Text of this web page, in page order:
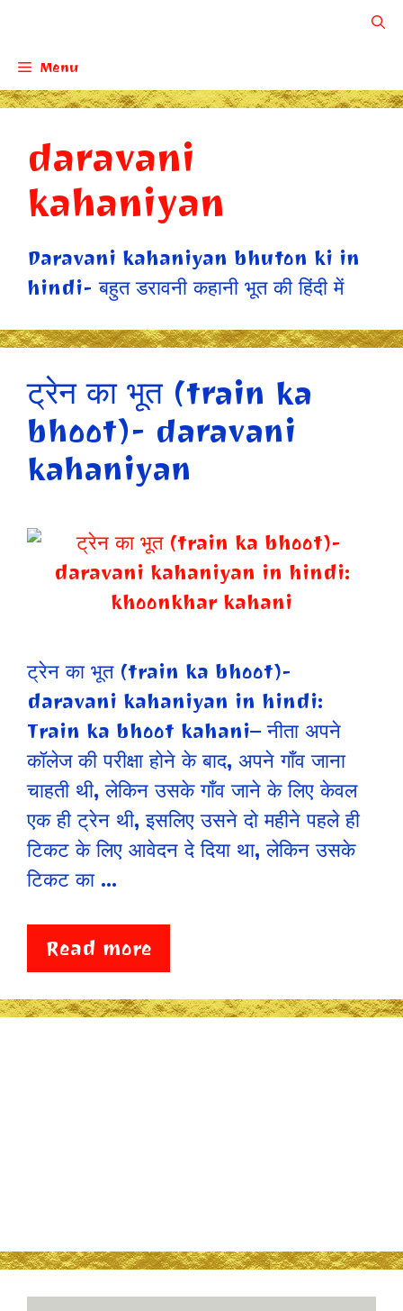
content
Menu
daravani
kahaniyan
Daravani kahaniyan bhuton ki in
hindi- बहुत डरावनी कहानी भूत की हिंदी में
ट्रेन का भूत (train ka
bhoot)- daravani
kahaniyan
ट्रेन का भूत (train ka bhoot)-
daravani kahaniyan in hindi:
Train ka bhoot kahani– नीता अपने
कॉलेज की परीक्षा होने के बाद, अपने गाँव जाना
चाहती थी, लेकिन उसके गाँव जाने के लिए केवल
एक ही ट्रेन थी, इसलिए उसने दो महीने पहले ही
टिकट के लिए आवेदन दे दिया था, लेकिन उसके
टिकट का …
Read more